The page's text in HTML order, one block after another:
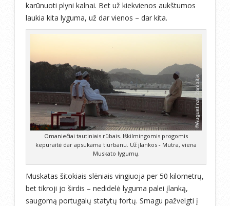
karūnuoti plyni kalnai. Bet už kiekvienos aukštumos
laukia kita lyguma, už dar vienos – dar kita.
Omaniečiai tautiniais rūbais. Iškilmingomis progomis
kepuraitė dar apsukama tiurbanu. Už įlankos - Mutra, viena
Muskato lygumų.
Muskatas šitokiais slėniais vingiuoja per 50 kilometrų,
bet tikroji jo širdis – nedidelė lyguma palei įlanką,
saugomą portugalų statytų fortų. Smagu pažvelgti į